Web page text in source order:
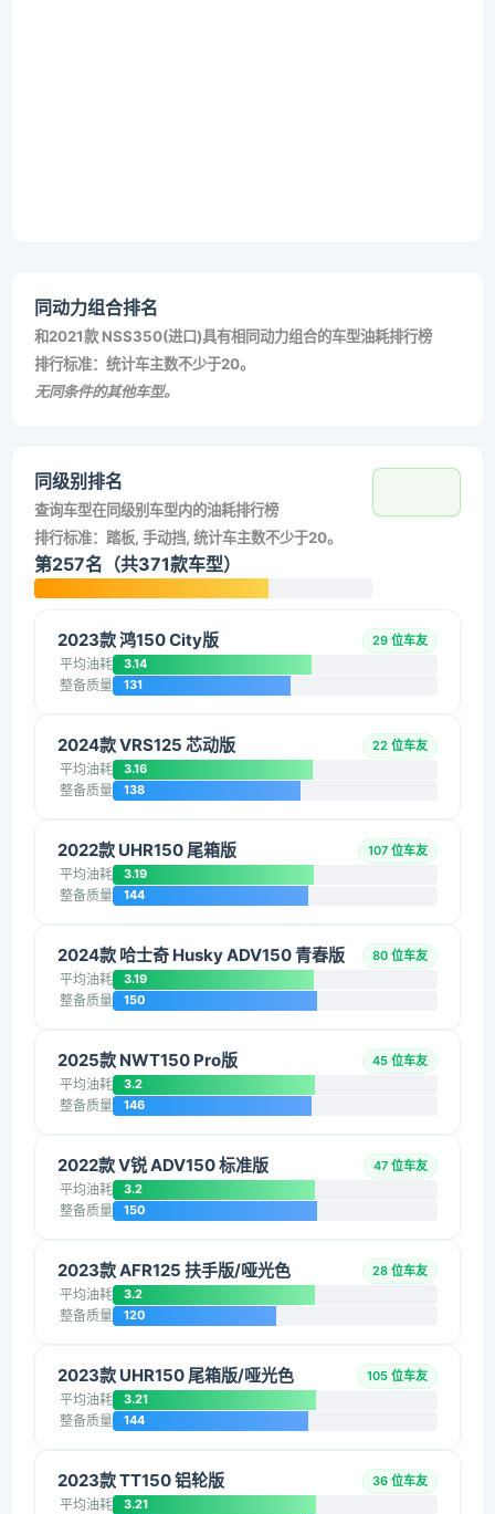
同动力组合排名
和2021款 NSS350(进口)具有相同动力组合的车型油耗排行榜
排行标准：统计车主数不少于20。
无同条件的其他车型。
同级别排名
查询车型在同级别车型内的油耗排行榜
排行标准：踏板, 手动挡, 统计车主数不少于20。
第257名（共371款车型）
2023款 鸿150 City版 29 位车友
平均油耗 3.14
整备质量 131
2024款 VRS125 芯动版 22 位车友
平均油耗 3.16
整备质量 138
2022款 UHR150 尾箱版 107 位车友
平均油耗 3.19
整备质量 144
2024款 哈士奇 Husky ADV150 青春版 80 位车友
平均油耗 3.19
整备质量 150
2025款 NWT150 Pro版 45 位车友
平均油耗 3.2
整备质量 146
2022款 V锐 ADV150 标准版 47 位车友
平均油耗 3.2
整备质量 150
2023款 AFR125 扶手版/哑光色 28 位车友
平均油耗 3.2
整备质量 120
2023款 UHR150 尾箱版/哑光色 105 位车友
平均油耗 3.21
整备质量 144
2023款 TT150 铝轮版 36 位车友
平均油耗 3.21